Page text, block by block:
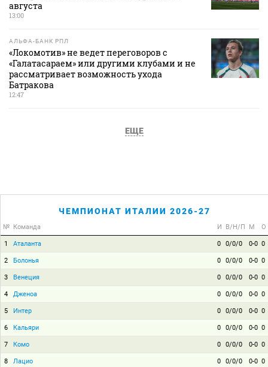
августа
13:00
АЛЬФА-БАНК РПЛ
«Локомотив» не ведет переговоров с
«Галатасараем» или другими клубами и не
рассматривает возможность ухода
Батракова
12:47
ЕЩЕ
ЧЕМПИОНАТ ИТАЛИИ 2026-27
№ Команда И В/Н/П М О
1 Аталанта 0 0/0/0 0-0 0
2 Болонья 0 0/0/0 0-0 0
3 Венеция 0 0/0/0 0-0 0
4 Дженоа 0 0/0/0 0-0 0
5 Интер 0 0/0/0 0-0 0
6 Кальяри 0 0/0/0 0-0 0
7 Комо 0 0/0/0 0-0 0
8 Лацио 0 0/0/0 0-0 0